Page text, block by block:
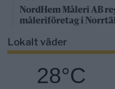
NordHem Måleri AB
måleriföretag i
Lokalt väder
28°C